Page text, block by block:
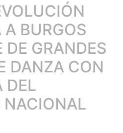
BURGOS
DE GRANDES
DANZA CON
DEL
NACIONAL